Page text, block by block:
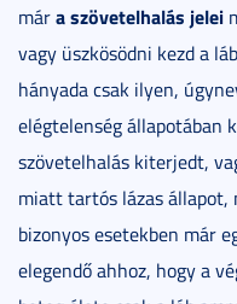
mára szövetelhalás jelei
vagy üszkösödni kezd a
hányada csak ilyen,
elégtelenség állapotában
szövetelhalás kiterjedt,
miatt tartós lázas állapot,
bizonyos esetekben már
elegendő ahhoz, hogy a